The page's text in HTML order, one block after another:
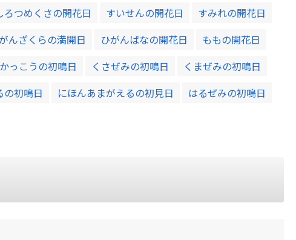
ろつめくさの開花日 すいせんの開花日
すみれの開花日
んざくらの満開日 ひがんばなの開花日
ももの開花日
かっこうの初鳴日 くさぜみの初鳴日
くまぜみの初鳴日
の初鳴日 にほんあまがえるの初見日
はるぜみの初鳴日